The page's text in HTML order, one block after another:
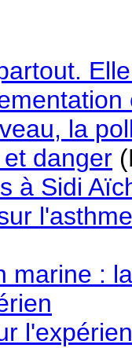
la
danger
à Sidi
marine :